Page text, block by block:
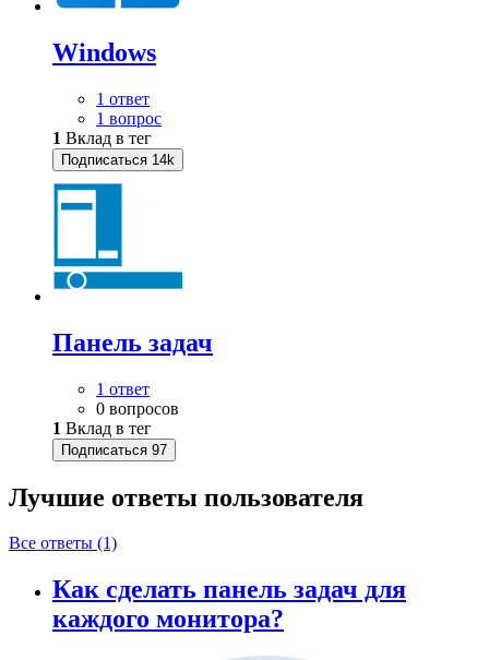
Windows
1 ответ
1 вопрос
1 Вклад в тег
Подписаться 14k
Панель задач
1 ответ
0 вопросов
1 Вклад в тег
Подписаться 97
Лучшие ответы пользователя
Все ответы (1)
Как сделать панель задач для
каждого монитора?